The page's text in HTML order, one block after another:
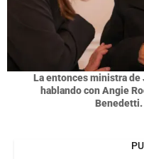
La entonces ministra
hablando con Angie
Benedetti.